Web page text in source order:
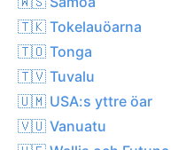
🇹🇰 Tokelauöarna
🇹🇴 Tonga
🇹🇻 Tuvalu
🇺🇲 USA:s yttre öar
🇻🇺 Vanuatu